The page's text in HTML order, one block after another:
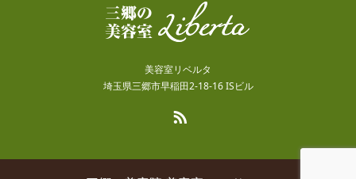
美容室リベルタ
埼玉県三郷市早稲田2-18-16 ISビル